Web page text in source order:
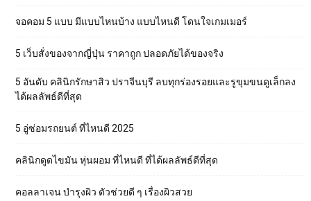
จอคอม 5 แบบ มีแบบไหนบ้าง แบบไหนดี โดนใจเกมเมอร์
5 เว็บสั่งของจากญี่ปุ่น ราคาถูก ปลอดภัยได้ของจริง
5 อันดับ คลินิกรักษาสิว ปราจีนบุรี ลบทุกร่องรอยและรูขุมขนดูเล็กลง
ได้ผลลัพธ์ดีที่สุด
5 อู่ซ่อมรถยนต์ ที่ไหนดี 2025
คลินิกดูดไขมัน หุ่นผอม ที่ไหนดี ที่ได้ผลลัพธ์ดีที่สุด
คอลลาเจน บำรุงผิว ตัวช่วยดี ๆ เรื่องผิวสวย